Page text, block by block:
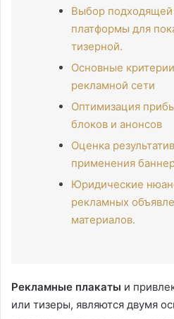
Выбор
платформы для
тизерной.
Основные
рекламной сети
Оптимизация
блоков и анонсов
Оценка
применения
Юридические
рекламных
материалов.
Рекламные плакаты и
или тизеры, являются двумя